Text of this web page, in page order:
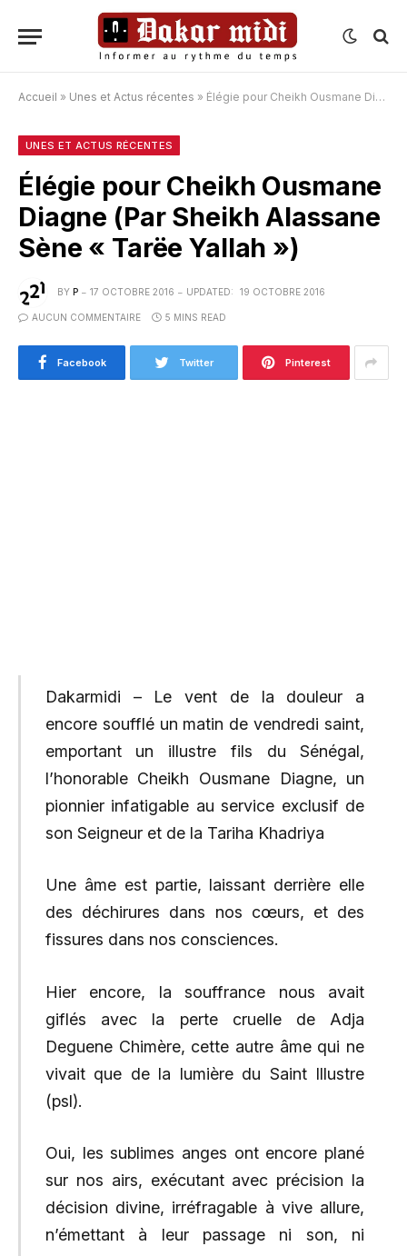
Accueil » Unes et Actus récentes » Élégie pour Cheikh Ousmane Diagne (Par Sheikh Alassane Sène « Tarëe Yallah »)
UNES ET ACTUS RÉCENTES
Élégie pour Cheikh Ousmane
Diagne (Par Sheikh Alassane
Sène « Tarëe Yallah »)
BY P 17 OCTOBRE 2016 UPDATED: 19 OCTOBRE 2016
AUCUN COMMENTAIRE 5 MINS READ
Facebook Twitter Pinterest
Dakarmidi – Le vent de la douleur a
encore soufflé un matin de vendredi saint,
emportant un illustre fils du Sénégal,
l’honorable Cheikh Ousmane Diagne, un
pionnier infatigable au service exclusif de
son Seigneur et de la Tariha Khadriya
Une âme est partie, laissant derrière elle
des déchirures dans nos cœurs, et des
fissures dans nos consciences.
Hier encore, la souffrance nous avait
giflés avec la perte cruelle de Adja
Deguene Chimère, cette autre âme qui ne
vivait que de la lumière du Saint Illustre
(psl).
Oui, les sublimes anges ont encore plané
sur nos airs, exécutant avec précision la
décision divine, irréfragable à vive allure,
n’émettant à leur passage ni son, ni